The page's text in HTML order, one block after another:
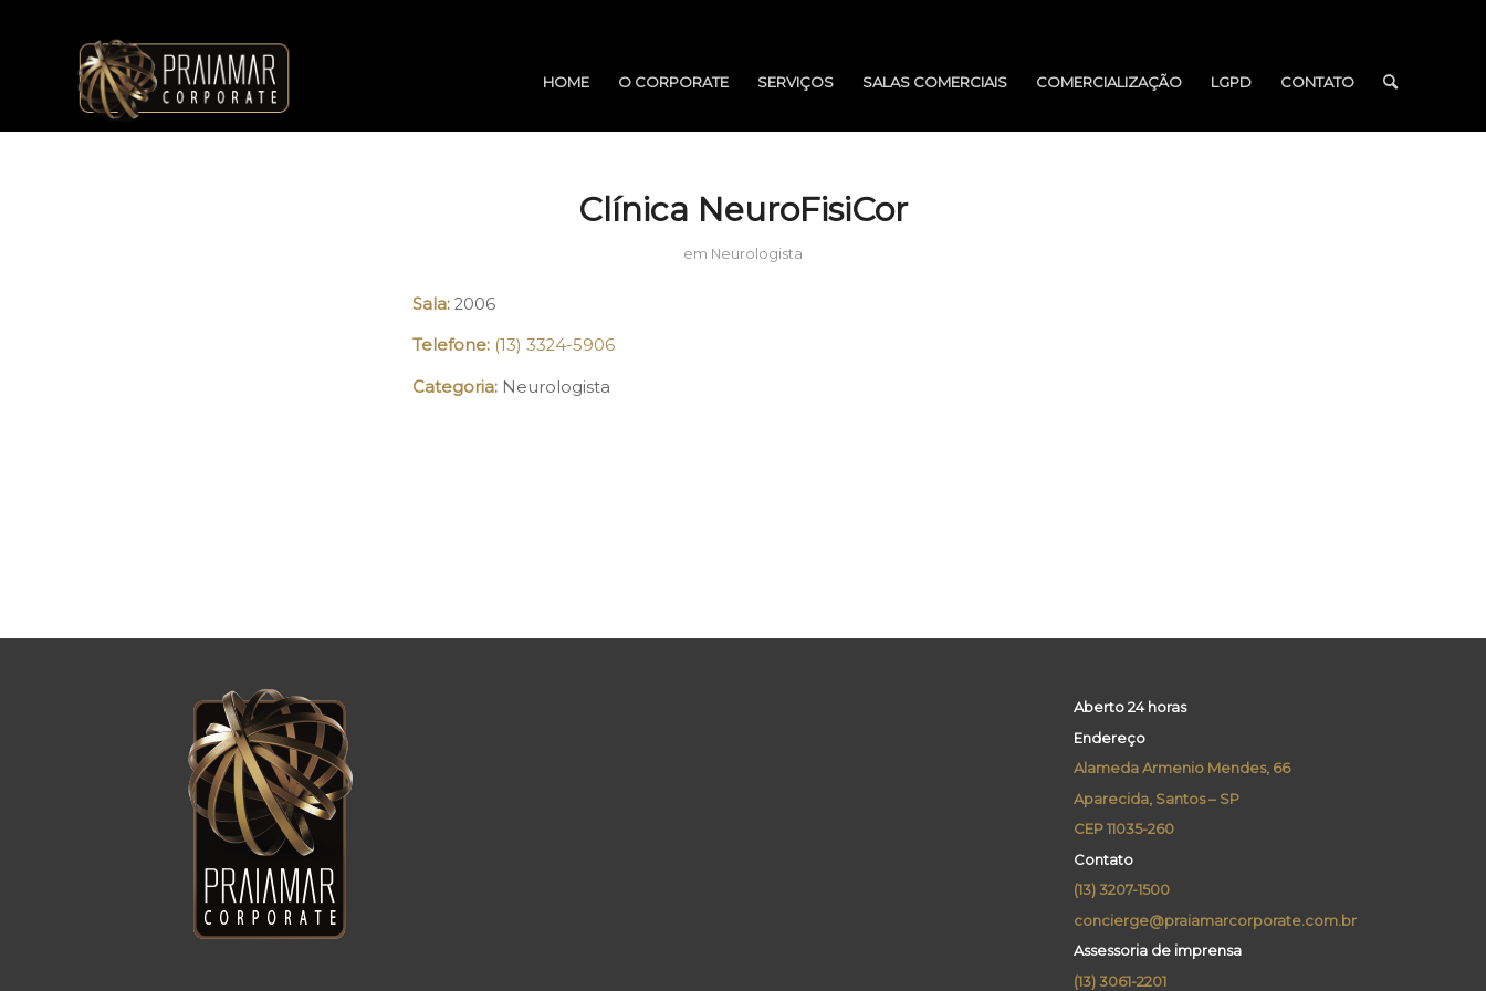
HOME O CORPORATE SERVIÇOS SALAS COMERCIAIS COMERCIALIZAÇÃO LGPD CONTATO
Clínica NeuroFisiCor
em Neurologista
Sala: 2006
Telefone: (13) 3324-5906
Categoria: Neurologista
Aberto 24 horas
Endereço
Alameda Armenio Mendes, 66
Aparecida, Santos – SP
CEP 11035-260
Contato
(13) 3207-1500
concierge@praiamarcorporate.com.br
Assessoria de imprensa
(13) 3061-2201